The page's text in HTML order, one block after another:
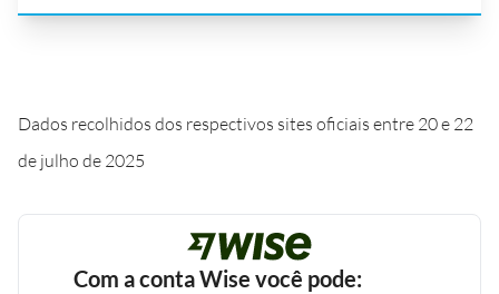
Dados recolhidos dos respectivos sites oficiais entre 20 e 22
de julho de 2025
Com a conta Wise você pode: